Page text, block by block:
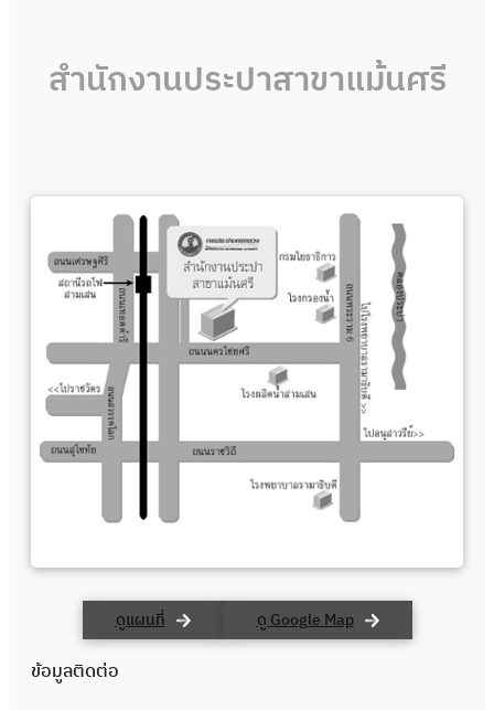
สำนักงานประปาสาขาแม้นศรี
ข้อมูลติดต่อ
ดูแผนที่ ดู Google Map